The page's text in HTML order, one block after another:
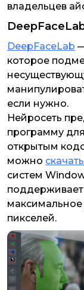
владельцев
DeepFaceLab
которое
если нужно.
Нейросеть
программу
открытым
можно
систем
поддерживает
максимальное
пикселей.